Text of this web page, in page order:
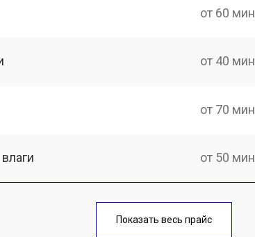
от 60 мин
от 40 мин
от 70 мин
от 50 мин
от 70 мин
Показать весь прайс